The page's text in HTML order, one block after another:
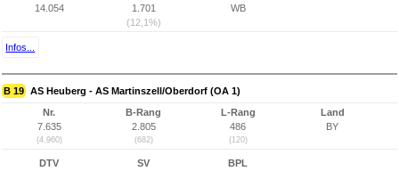
14.054
1.701
(12,1%)
WB
Infos...
B 19 AS Heuberg - AS Martinszell/Oberdorf (OA 1)
Nr.
7.635
(4.960)
B-Rang
2.805
(682)
L-Rang
486
(120)
Land
BY
DTV
SV
BPL